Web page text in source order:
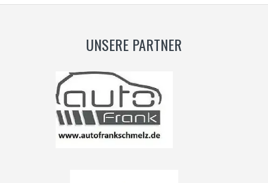
UNSERE PARTNER